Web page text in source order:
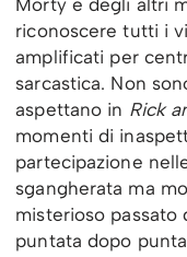
riconoscere tutti i
amplificati per
sarcastica. Non
aspettano in Rick
momenti di
partecipazione
sgangherata ma
misterioso passato
puntata dopo